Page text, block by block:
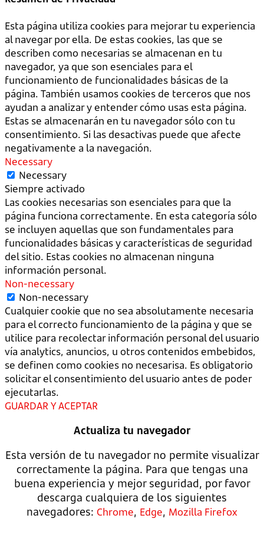
Esta página utiliza cookies para mejorar tu experiencia
al navegar por ella. De estas cookies, las que se
describen como necesarias se almacenan en tu
navegador, ya que son esenciales para el
funcionamiento de funcionalidades básicas de la
página. También usamos cookies de terceros que nos
ayudan a analizar y entender cómo usas esta página.
Estas se almacenarán en tu navegador sólo con tu
consentimiento. Si las desactivas puede que afecte
negativamente a la navegación.
Necessary
Necessary
Siempre activado
Las cookies necesarias son esenciales para que la
página funciona correctamente. En esta categoría sólo
se incluyen aquellas que son fundamentales para
funcionalidades básicas y características de seguridad
del sitio. Estas cookies no almacenan ninguna
información personal.
Non-necessary
Non-necessary
Cualquier cookie que no sea absolutamente necesaria
para el correcto funcionamiento de la página y que se
utilice para recolectar información personal del usuario
vía analytics, anuncios, u otros contenidos embebidos,
se definen como cookies no necesarisa. Es obligatorio
solicitar el consentimiento del usuario antes de poder
ejecutarlas.
GUARDAR Y ACEPTAR
Actualiza tu navegador
Esta versión de tu navegador no permite visualizar
correctamente la página. Para que tengas una
buena experiencia y mejor seguridad, por favor
descarga cualquiera de los siguientes
navegadores: Chrome, Edge, Mozilla Firefox